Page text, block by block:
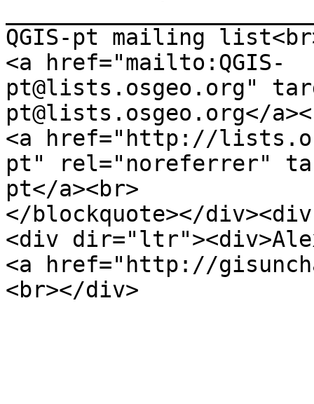
QGIS-pt mailing
<a href="mailto:QGIS-
pt@lists.osgeo.org"
pt@lists.osgeo.org</
<a href="http://
pt" rel="noreferrer"
pt</a><br>
</blockquote></
<div
<a href="http://
<br></div>